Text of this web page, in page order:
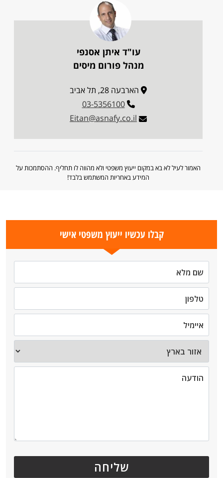
עו"ד איתן אסנפי
מנהל פורום מיסים
הארבעה 28, תל אביב
03-5356100
Eitan@asnafy.co.il
האמור לעיל לא בא במקום ייעוץ משפטי ולא מהווה לו תחליף. ההסתמכות על
המידע באחריות המשתמש בלבד!
קבלו עכשיו ייעוץ משפטי אישי